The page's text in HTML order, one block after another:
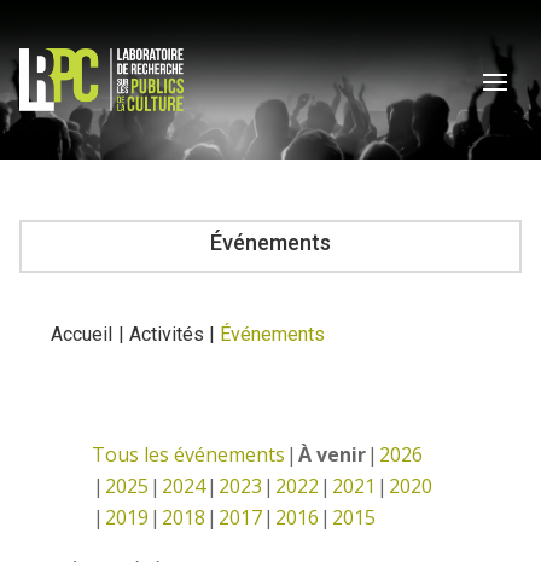
Événements
Accueil | Activités | Événements
Tous les événements À venir 2026
2025 2024 2023 2022 2021
2020
2019 2018 2017 2016 2015